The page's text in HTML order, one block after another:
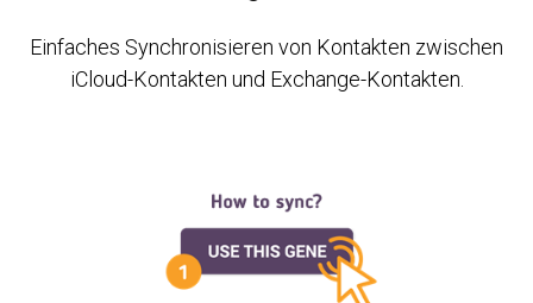
Einfaches Synchronisieren von Kontakten zwischen
iCloud-Kontakten und Exchange-Kontakten.